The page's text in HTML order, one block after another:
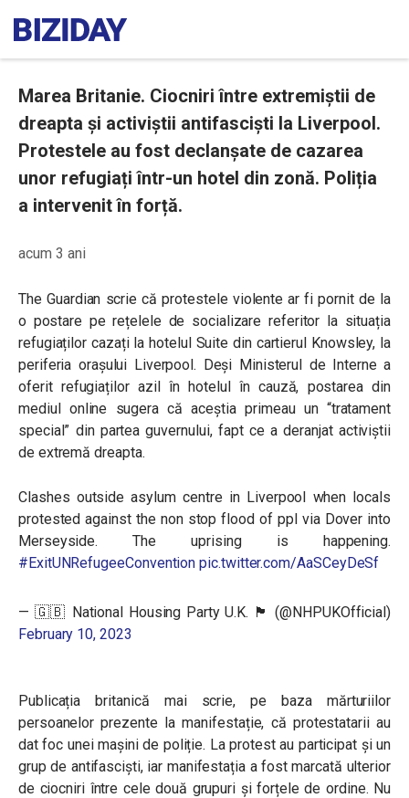
Marea Britanie. Ciocniri între extremiștii de
dreapta și activiștii antifasciști la Liverpool.
Protestele au fost declanșate de cazarea
unor refugiați într-un hotel din zonă. Poliția
a intervenit în forță.
acum 3 ani
The Guardian scrie că protestele violente ar fi pornit de la
o postare pe rețelele de socializare referitor la situația
refugiaților cazați la hotelul Suite din cartierul Knowsley, la
periferia orașului Liverpool. Deși Ministerul de Interne a
oferit refugiaților azil în hotelul în cauză, postarea din
mediul online sugera că aceștia primeau un “tratament
special” din partea guvernului, fapt ce a deranjat activiștii
de extremă dreapta.
Clashes outside asylum centre in Liverpool when locals
protested against the non stop flood of ppl via Dover into
Merseyside. The uprising is happening.
#ExitUNRefugeeConvention pic.twitter.com/AaSCeyDeSf
— 🇬🇧 National Housing Party U.K. 🏴󠁧󠁢󠁥󠁮󠁧󠁿 (@NHPUKOfficial)
February 10, 2023
Publicația britanică mai scrie, pe baza mărturiilor
persoanelor prezente la manifestație, că protestatarii au
dat foc unei mașini de poliție. La protest au participat și un
grup de antifasciști, iar manifestația a fost marcată ulterior
de ciocniri între cele două grupuri și forțele de ordine. Nu